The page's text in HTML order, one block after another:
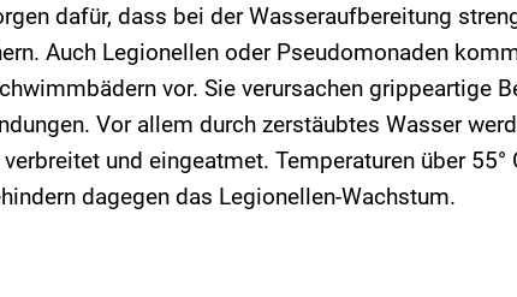
dafür, dass bei der Wasseraufbereitung
Auch Legionellen oder Pseudomonaden
vor. Sie verursachen grippeartige
Vor allem durch zerstäubtes Wasser
und eingeatmet. Temperaturen über 55°
dagegen das Legionellen-Wachstum.